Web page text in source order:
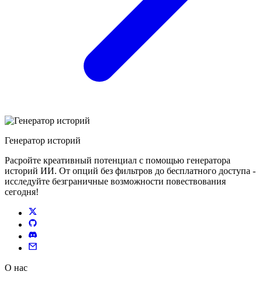
Генератор историй
Расройте креативный потенциал с помощью генератора
историй ИИ. От опций без фильтров до бесплатного доступа -
исследуйте безграничные возможности повествования
сегодня!
О нас